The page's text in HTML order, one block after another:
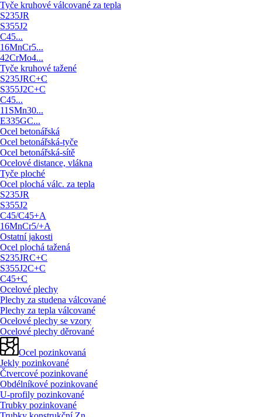
Tyče kruhové válcované za tepla
S235JR
S355J2
C45...
16MnCr5...
42CrMo4...
Tyče kruhové tažené
S235JRC+C
S355J2C+C
C45...
11SMn30...
E335GC...
Ocel betonářská
Ocel betonářská-tyče
Ocel betonářská-sítě
Ocelové distance, vlákna
Tyče ploché
Ocel plochá válc. za tepla
S235JR
S355J2
C45/C45+A
16MnCr5/+A
Ostatní jakosti
Ocel plochá tažená
S235JRC+C
S355J2C+C
C45+C
Ocelové plechy
Plechy za studena válcované
Plechy za tepla válcované
Ocelové plechy se vzory
Ocelové plechy děrované
Ocel pozinkovaná
Jekly pozinkované
Čtvercové pozinkované
Obdélníkové pozinkované
U-profily pozinkované
Trubky pozinkované